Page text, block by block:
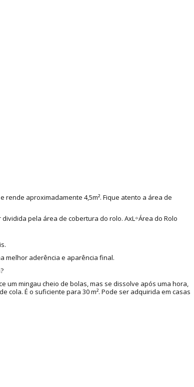
rende aproximadamente 4,5m². Fique atento a área de
pela área de cobertura do rolo. AxL÷Área do Rolo
melhor aderência e aparência final.
um mingau cheio de bolas, mas se dissolve após uma hora,
cola. É o suficiente para 30 m². Pode ser adquirida em casas